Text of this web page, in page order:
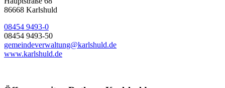
86668 Karlshuld
08454 9493-0
08454 9493-50
gemeindeverwaltung@karlshuld.de
www.karlshuld.de